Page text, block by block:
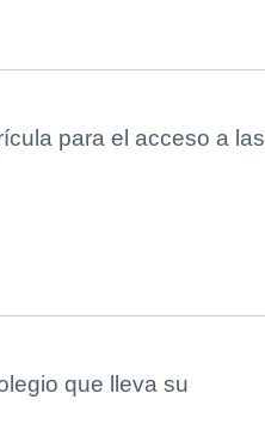
para el acceso a las
que lleva su